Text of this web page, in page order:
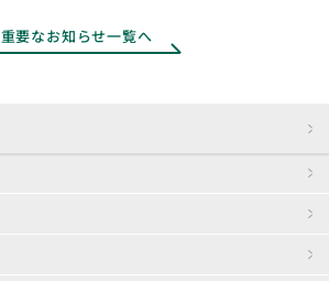
重要なお知らせ一覧へ